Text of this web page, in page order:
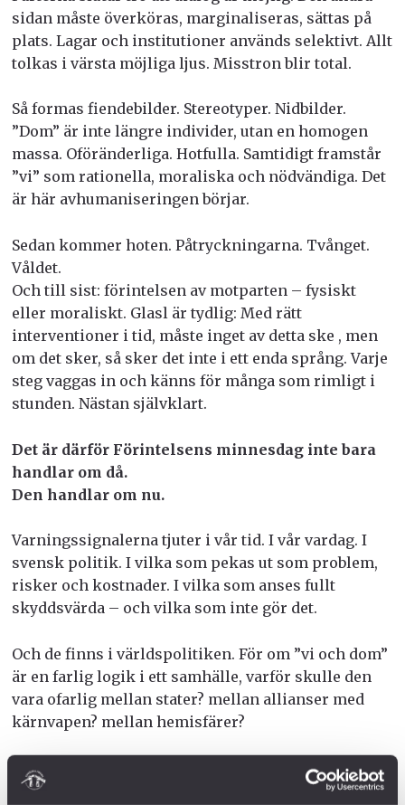
sidan måste överköras, marginaliseras, sättas på
plats. Lagar och institutioner används selektivt. Allt
tolkas i värsta möjliga ljus. Misstron blir total.
Så formas fiendebilder. Stereotyper. Nidbilder.
”Dom” är inte längre individer, utan en homogen
massa. Oföränderliga. Hotfulla. Samtidigt framstår
”vi” som rationella, moraliska och nödvändiga. Det
är här avhumaniseringen börjar.
Sedan kommer hoten. Påtryckningarna. Tvånget.
Våldet.
Och till sist: förintelsen av motparten – fysiskt
eller moraliskt. Glasl är tydlig: Med rätt
interventioner i tid, måste inget av detta ske , men
om det sker, så sker det inte i ett enda språng. Varje
steg vaggas in och känns för många som rimligt i
stunden. Nästan självklart.
Det är därför Förintelsens minnesdag inte bara
handlar om då.
Den handlar om nu.
Varningssignalerna tjuter i vår tid. I vår vardag. I
svensk politik. I vilka som pekas ut som problem,
risker och kostnader. I vilka som anses fullt
skyddsvärda – och vilka som inte gör det.
Och de finns i världspolitiken. För om ”vi och dom”
är en farlig logik i ett samhälle, varför skulle den
vara ofarlig mellan stater? mellan allianser med
kärnvapen? mellan hemisfärer?
Förintelsen lär oss att det inte är extremismen som
först vinner mark. Det är normaliseringen. De